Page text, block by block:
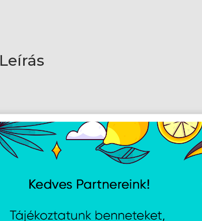
Leírás
AJÁNLATUNKBÓL